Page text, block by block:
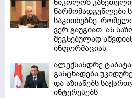
წარმომადგენლები
საკითხებზე,
ვერ გაუგიათ, ან
შეგნებულად
ინფორმაციას
ალექსანდრე
განცხადება
და აზიანებს
ინტერესებს